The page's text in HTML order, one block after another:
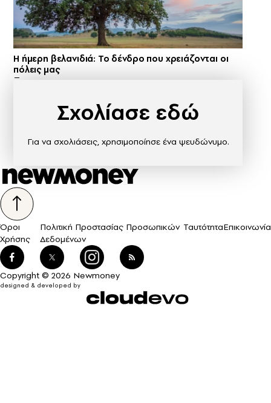
Η ήμερη βελανιδιά: Το δένδρο που χρειάζονται οι
πόλεις μας
Σχολίασε εδώ
Για να σχολιάσεις, χρησιμοποίησε ένα ψευδώνυμο.
Όροι
Χρήσης
Πολιτική Προστασίας Προσωπικών
Δεδομένων
ΤαυτότηταΕπικοινωνία
Copyright © 2026 Newmoney
designed & developed by